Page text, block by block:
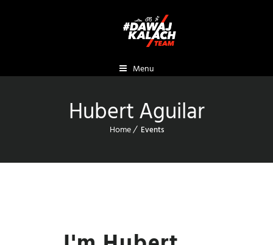
Menu
Hubert Aguilar
Home Events